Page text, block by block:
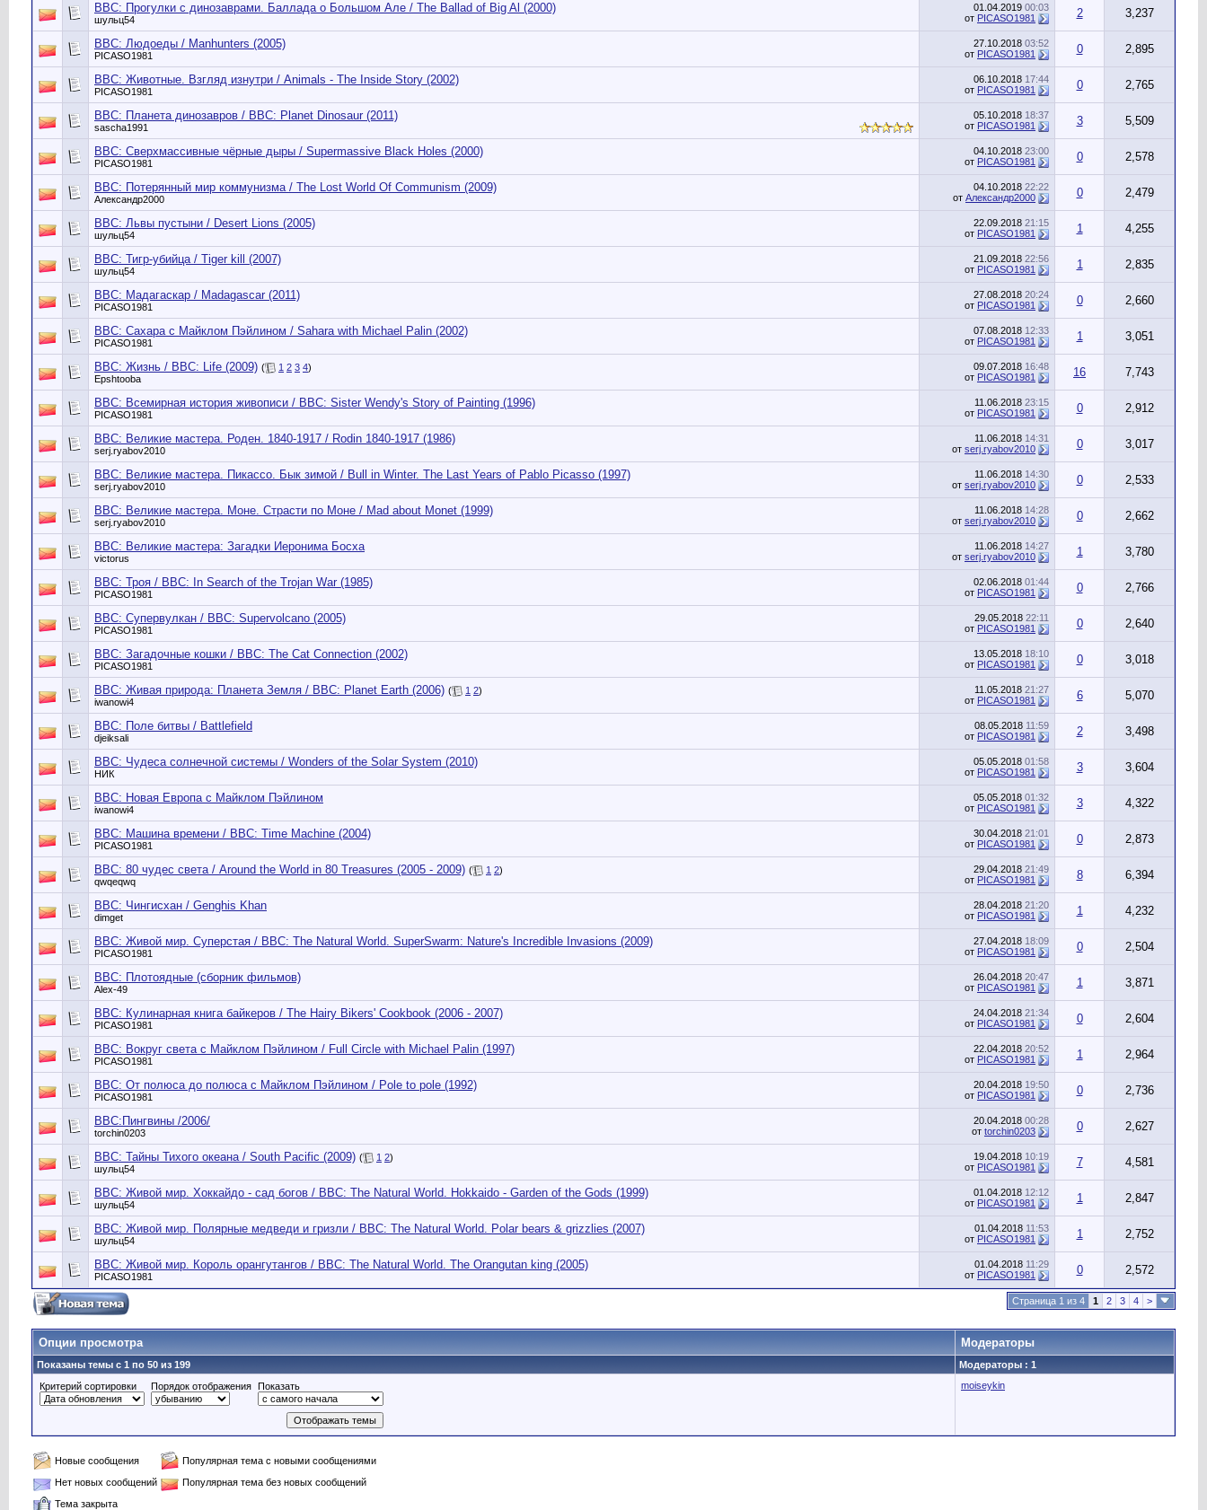
BBC: Прогулки с динозаврами. Баллада о Большом Але / The Ballad of Big Al (2000)
шульц54
01.04.2019 00:03
от PICASO1981 2 3,237
BBC: Людоеды / Manhunters (2005)
PICASO1981
27.10.2018 03:52
от PICASO1981 0 2,895
BBC: Животные. Взгляд изнутри / Animals - The Inside Story (2002)
PICASO1981
06.10.2018 17:44
от PICASO1981 0 2,765
BBC: Планета динозавров / BBC: Planet Dinosaur (2011)
sascha1991
05.10.2018 18:37
от PICASO1981 3 5,509
BBC: Сверхмассивные чёрные дыры / Supermassive Black Holes (2000)
PICASO1981
04.10.2018 23:00
от PICASO1981 0 2,578
BBC: Потерянный мир коммунизма / The Lost World Of Communism (2009)
Александр2000
04.10.2018 22:22
от Александр2000 0 2,479
BBC: Львы пустыни / Desert Lions (2005)
шульц54
22.09.2018 21:15
от PICASO1981 1 4,255
BBC: Тигр-убийца / Tiger kill (2007)
шульц54
21.09.2018 22:56
от PICASO1981 1 2,835
BBC: Мадагаскар / Madagascar (2011)
PICASO1981
27.08.2018 20:24
от PICASO1981 0 2,660
BBC: Сахара с Майклом Пэйлином / Sahara with Michael Palin (2002)
PICASO1981
07.08.2018 12:33
от PICASO1981 1 3,051
BBC: Жизнь / BBC: Life (2009) ( 1 2 3 4)
Epshtooba
09.07.2018 16:48
от PICASO1981 16 7,743
BBC: Всемирная история живописи / BBC: Sister Wendy's Story of Painting (1996)
PICASO1981
11.06.2018 23:15
от PICASO1981 0 2,912
BBC: Великие мастера. Роден. 1840-1917 / Rodin 1840-1917 (1986)
serj.ryabov2010
11.06.2018 14:31
от serj.ryabov2010 0 3,017
BBC: Великие мастера. Пикассо. Бык зимой / Bull in Winter. The Last Years of Pablo Picasso (1997)
serj.ryabov2010
11.06.2018 14:30
от serj.ryabov2010 0 2,533
BBC: Великие мастера. Моне. Страсти по Моне / Mad about Monet (1999)
serj.ryabov2010
11.06.2018 14:28
от serj.ryabov2010 0 2,662
BBC: Великие мастера: Загадки Иеронима Босха
victorus
11.06.2018 14:27
от serj.ryabov2010 1 3,780
BBC: Троя / BBC: In Search of the Trojan War (1985)
PICASO1981
02.06.2018 01:44
от PICASO1981 0 2,766
BBC: Супервулкан / BBC: Supervolcano (2005)
PICASO1981
29.05.2018 22:11
от PICASO1981 0 2,640
BBC: Загадочные кошки / BBC: The Cat Connection (2002)
PICASO1981
13.05.2018 18:10
от PICASO1981 0 3,018
BBC: Живая природа: Планета Земля / BBC: Planet Earth (2006) ( 1 2)
iwanowi4
11.05.2018 21:27
от PICASO1981 6 5,070
BBC: Поле битвы / Battlefield
djeiksali
08.05.2018 11:59
от PICASO1981 2 3,498
BBC: Чудеса солнечной системы / Wonders of the Solar System (2010)
НИК
05.05.2018 01:58
от PICASO1981 3 3,604
BBC: Новая Европа с Майклом Пэйлином
iwanowi4
05.05.2018 01:32
от PICASO1981 3 4,322
BBC: Машина времени / BBC: Time Machine (2004)
PICASO1981
30.04.2018 21:01
от PICASO1981 0 2,873
BBC: 80 чудес света / Around the World in 80 Treasures (2005 - 2009) ( 1 2)
qwqeqwq
29.04.2018 21:49
от PICASO1981 8 6,394
BBC: Чингисхан / Genghis Khan
dimget
28.04.2018 21:20
от PICASO1981 1 4,232
BBC: Живой мир. Суперстая / BBC: The Natural World. SuperSwarm: Nature's Incredible Invasions (2009)
PICASO1981
27.04.2018 18:09
от PICASO1981 0 2,504
BBC: Плотоядные (сборник фильмов)
Alex-49
26.04.2018 20:47
от PICASO1981 1 3,871
BBC: Кулинарная книга байкеров / The Hairy Bikers' Cookbook (2006 - 2007)
PICASO1981
24.04.2018 21:34
от PICASO1981 0 2,604
BBC: Вокруг света с Майклом Пэйлином / Full Circle with Michael Palin (1997)
PICASO1981
22.04.2018 20:52
от PICASO1981 1 2,964
BBC: От полюса до полюса с Майклом Пэйлином / Pole to pole (1992)
PICASO1981
20.04.2018 19:50
от PICASO1981 0 2,736
BBC:Пингвины /2006/
torchin0203
20.04.2018 00:28
от torchin0203 0 2,627
BBC: Тайны Тихого океана / South Pacific (2009) ( 1 2)
шульц54
19.04.2018 10:19
от PICASO1981 7 4,581
BBC: Живой мир. Хоккайдо - сад богов / BBC: The Natural World. Hokkaido - Garden of the Gods (1999)
шульц54
01.04.2018 12:12
от PICASO1981 1 2,847
BBC: Живой мир. Полярные медведи и гризли / BBC: The Natural World. Polar bears & grizzlies (2007)
шульц54
01.04.2018 11:53
от PICASO1981 1 2,752
BBC: Живой мир. Король орангутангов / BBC: The Natural World. The Orangutan king (2005)
PICASO1981
01.04.2018 11:29
от PICASO1981 0 2,572
Страница 1 из 4 1 2 3 4 >
Опции просмотра Модераторы
Показаны темы с 1 по 50 из 199
Модераторы : 1
Критерий сортировки
Порядок отображения Показать moiseykin
Новые сообщения
Популярная тема с новыми сообщениями
Нет новых сообщений
Популярная тема без новых сообщений
Тема закрыта